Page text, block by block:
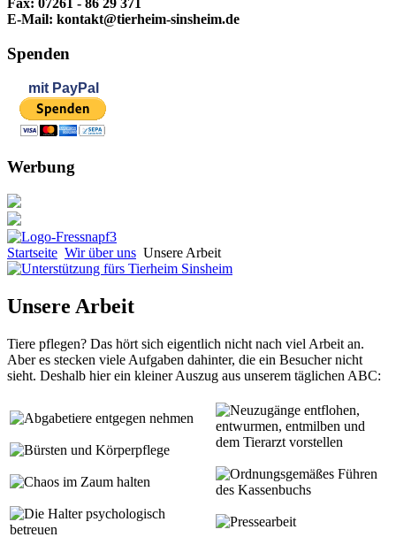
Fax: 07261 - 86 29 371
E-Mail: kontakt@tierheim-sinsheim.de
Spenden
mit PayPal
Werbung
Startseite Wir über uns Unsere Arbeit
Unsere Arbeit
Tiere pflegen? Das hört sich eigentlich nicht nach viel Arbeit an.
Aber es stecken viele Aufgaben dahinter, die ein Besucher nicht
sieht. Deshalb hier ein kleiner Auszug aus unserem täglichen ABC:
bgabetiere entgegen nehmen
ürsten und Körperpflege
haos im Zaum halten
ie Halter psychologisch
betreuen
euzugänge entflohen,
entwurmen, entmilben und
dem Tierarzt vorstellen
rdnungsgemäßes Führen
des Kassenbuchs
ressearbeit